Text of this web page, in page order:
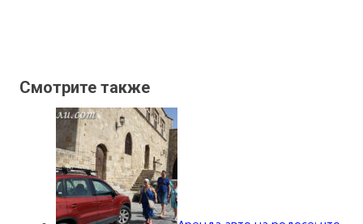
Смотрите также